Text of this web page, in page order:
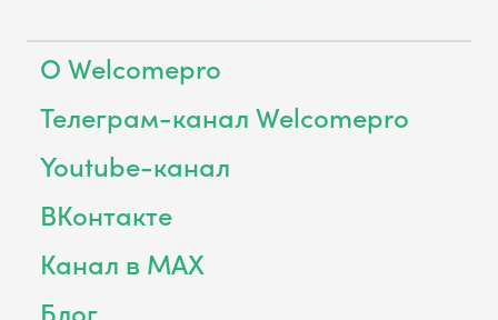
О Welcomepro
Телеграм-канал Welcomepro
Youtube-канал
ВКонтакте
Канал в MAX
Блог